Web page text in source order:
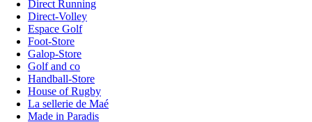
Direct Running
Direct-Volley
Espace Golf
Foot-Store
Galop-Store
Golf and co
Handball-Store
House of Rugby
La sellerie de Maé
Made in Paradis